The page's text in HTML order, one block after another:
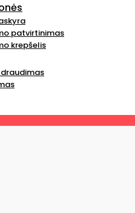
patvirtinimas
krepšelis
draudimas